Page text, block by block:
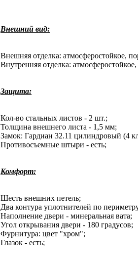
Внешний вид:
Внешняя отделка: атмосферостойкое,
Внутренняя отделка:
Защита:
Кол-во стальных листов - 2 шт.;
Толщина внешнего листа - 1,5 мм;
Замок: Гардиан 32.11 цилиндровый (4
Противосъемные штыри - есть;
Комфорт:
Шесть внешних петель;
Два контура уплотнителей по
Наполнение двери - минеральная вата;
Угол открывания двери - 180 градусов;
Фурнитура: цвет "хром";
Глазок - есть;